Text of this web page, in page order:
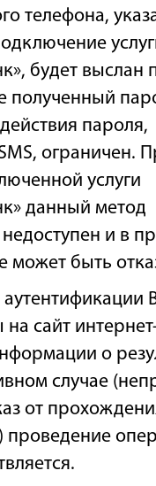
телефона,
будет выслан
полученный
пароля,
ограничен.
услуги
данный метод
и в
может быть
сайт
о
случае
от
проведение